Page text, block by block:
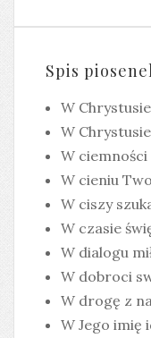
Spis
W
W
W ciemności
W cieniu
W ciszy
W czasie
W dialogu
W dobroci
W drogę z
W Jego imię